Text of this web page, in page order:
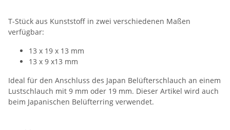
T-Stück aus Kunststoff in zwei verschiedenen Maßen
verfügbar:
13 x 19 x 13 mm
13 x 9 x13 mm
Ideal für den Anschluss des Japan Belüfterschlauch an einem
Lustschlauch mit 9 mm oder 19 mm. Dieser Artikel wird auch
beim Japanischen Belüfterring verwendet.